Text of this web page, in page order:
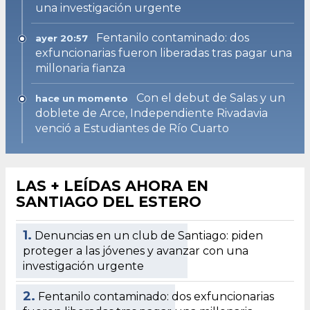
una investigación urgente
ayer 20:57
Fentanilo contaminado: dos
exfuncionarias fueron liberadas tras pagar una
millonaria fianza
hace un momento
Con el debut de Salas y un
doblete de Arce, Independiente Rivadavia
venció a Estudiantes de Río Cuarto
LAS + LEÍDAS AHORA EN
SANTIAGO DEL ESTERO
1. Denuncias en un club de Santiago: piden
proteger a las jóvenes y avanzar con una
investigación urgente
2. Fentanilo contaminado: dos exfuncionarias